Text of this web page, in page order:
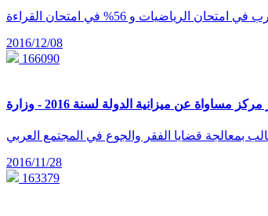
2016/12/08
166090
بمعالجة قضايا الفقر والجوع في المجتمع العربي
2016/11/28
163379